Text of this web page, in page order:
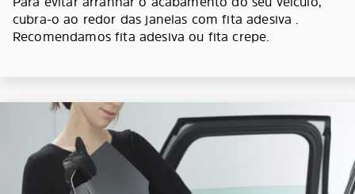
cubra-o ao redor das janelas com fita adesiva .
Recomendamos fita adesiva ou fita crepe.